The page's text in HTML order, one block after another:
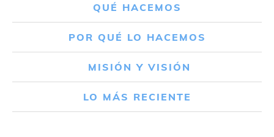
QUÉ HACEMOS
POR QUÉ LO HACEMOS
MISIÓN Y VISIÓN
LO MÁS RECIENTE